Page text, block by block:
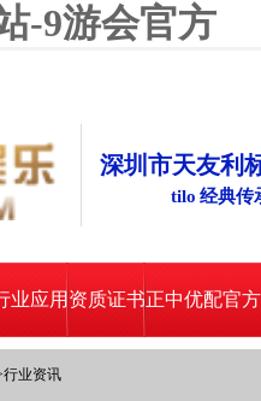
-9游会官方
深圳市天友利
tilo 经典传
业应用 资质证书正中优配官
行业资讯